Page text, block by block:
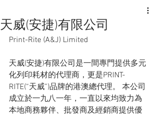
天威(安捷)有限公司
Print-Rite (A&J) Limited
天威(安捷)有限公司是一間專門提供多元
化列印耗材的代理商，更是PRINT-
RITE(“天威”)品牌的港澳總代理。 本公司
成立於一九八一年，一直以來均致力為
本地商務夥伴、批發商及經銷商提供優